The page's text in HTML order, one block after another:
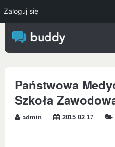
Państwowa
Szkoła
admin 2015-02-17
Zaloguj się